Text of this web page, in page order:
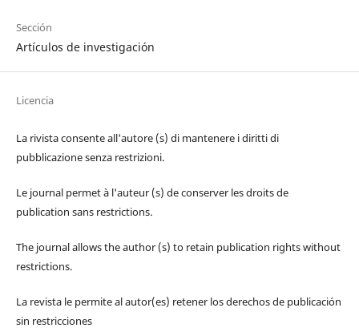
Sección
Artículos de investigación
Licencia
La rivista consente all'autore (s) di mantenere i diritti di
pubblicazione senza restrizioni.
Le journal permet à l'auteur (s) de conserver les droits de
publication sans restrictions.
The journal allows the author (s) to retain publication rights without
restrictions.
La revista le permite al autor(es) retener los derechos de publicación
sin restricciones